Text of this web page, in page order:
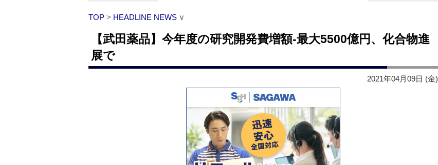
TOP > HEADLINE NEWS ∨
【武田薬品】今年度の研究開発費増額‐最大5500億円、化合物進
展で
2021年04月09日 (金)